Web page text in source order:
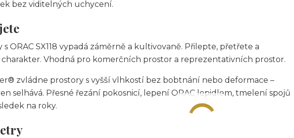
bez viditelných uchycení.
ORAC SX118 vypadá záměrně a kultivovaně. Přilepte, přetřete a
Vhodná pro komerčních prostor a reprezentativních prostor.
zvládne prostory s vyšší vlhkostí bez bobtnání nebo deformace –
selhává. Přesné řezání pokosnicí, lepení ORAC lepidlem, tmelení spojů
na roky.